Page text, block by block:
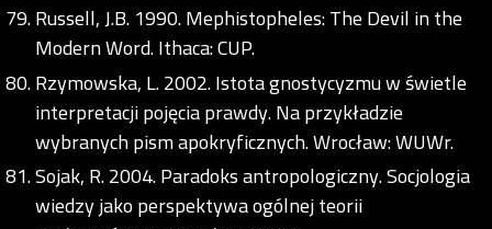
Russell, J.B. 1990. Mephistopheles: The Devil in the
Modern Word. Ithaca: CUP.
Rzymowska, L. 2002. Istota gnostycyzmu w świetle
interpretacji pojęcia prawdy. Na przykładzie
wybranych pism apokryficznych. Wrocław: WUWr.
Sojak, R. 2004. Paradoks antropologiczny. Socjologia
wiedzy jako perspektywa ogólnej teorii